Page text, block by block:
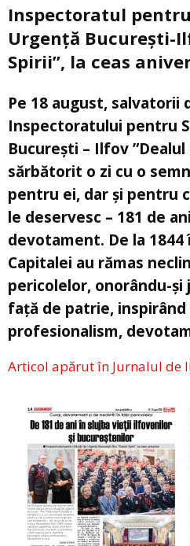
Inspectoratul
Urgență București-
Spirii”, la ceas
Pe 18 august, salvatorii
Inspectoratului pentru
București – Ilfov ”Dealul
sărbătorit o zi cu o
pentru ei, dar și pentru
le deservesc – 181 de
devotament. De la
Capitalei au rămas
pericolelor, onorându-
față de patrie,
profesionalism,
Articol apărut în Jurnalul de